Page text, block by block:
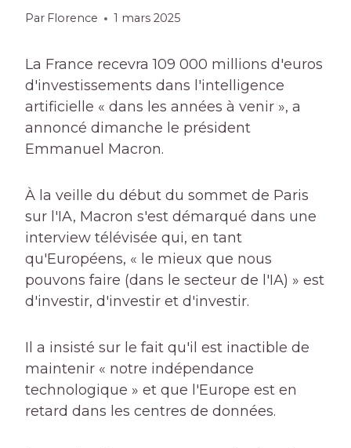
Par Florence 1 mars 2025
La France recevra 109 000 millions d'euros
d'investissements dans l'intelligence
artificielle « dans les années à venir », a
annoncé dimanche le président
Emmanuel Macron.
À la veille du début du sommet de Paris
sur l'IA, Macron s'est démarqué dans une
interview télévisée qui, en tant
qu'Européens, « le mieux que nous
pouvons faire (dans le secteur de l'IA) » est
d'investir, d'investir et d'investir.
Il a insisté sur le fait qu'il est inactible de
maintenir « notre indépendance
technologique » et que l'Europe est en
retard dans les centres de données.